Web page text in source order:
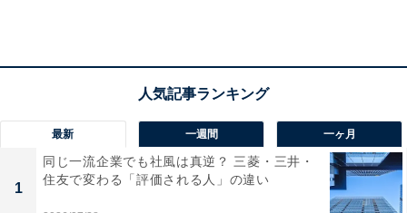
最新 一週間 一ヶ月
1
同じ一流企業でも社風は真逆？ 三菱・三井・
住友で変わる「評価される人」の違い